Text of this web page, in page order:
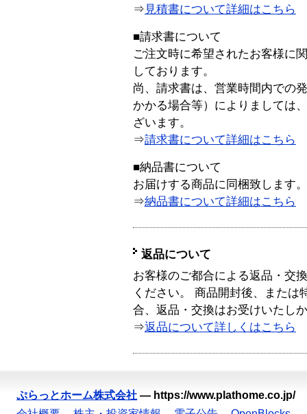
⇒ 見積書について詳細はこちら
■請求書について
ご注文時に希望されたお客様に
しております。
尚、請求書は、営業時間内での
かかる場合等）によりましては
ざいます。
⇒請求書について詳細はこちら
■納品書について
お届けする商品に同梱致します。
⇒納品書について詳細はこちら
返品について
お客様のご都合による返品・交
ください。 商品開封後、または
合、返品・交換はお受けいたし
⇒返品について詳しくはこちら
ぷらっとホーム株式会社 — https://www.plathome.co.jp/